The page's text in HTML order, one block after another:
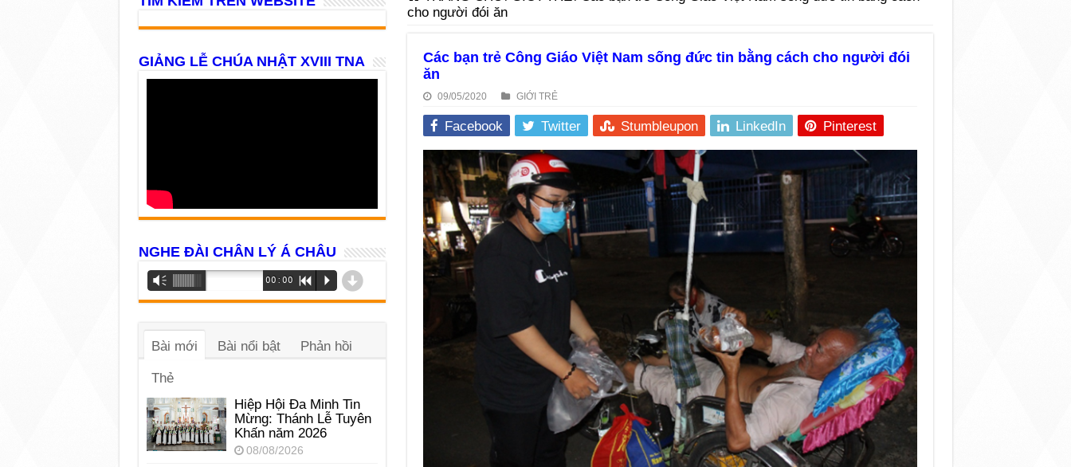
cho người đói ăn
Các bạn trẻ Công Giáo Việt Nam sống đức tin bằng cách cho người đói
ăn
09/05/2020 GIỚI TRẺ
Facebook Twitter Stumbleupon LinkedIn Pinterest
GIẢNG LỄ CHÚA NHẬT XVIII TNA
NGHE ĐÀI CHÂN LÝ Á CHÂU
Trình
phát
âm
Vm 00:00 R P d
Bài mới Bài nổi bật Phản hồi
Thẻ
Hiệp Hội Đa Minh Tin
Mừng: Thánh Lễ Tuyên
Khấn năm 2026
08/08/2026